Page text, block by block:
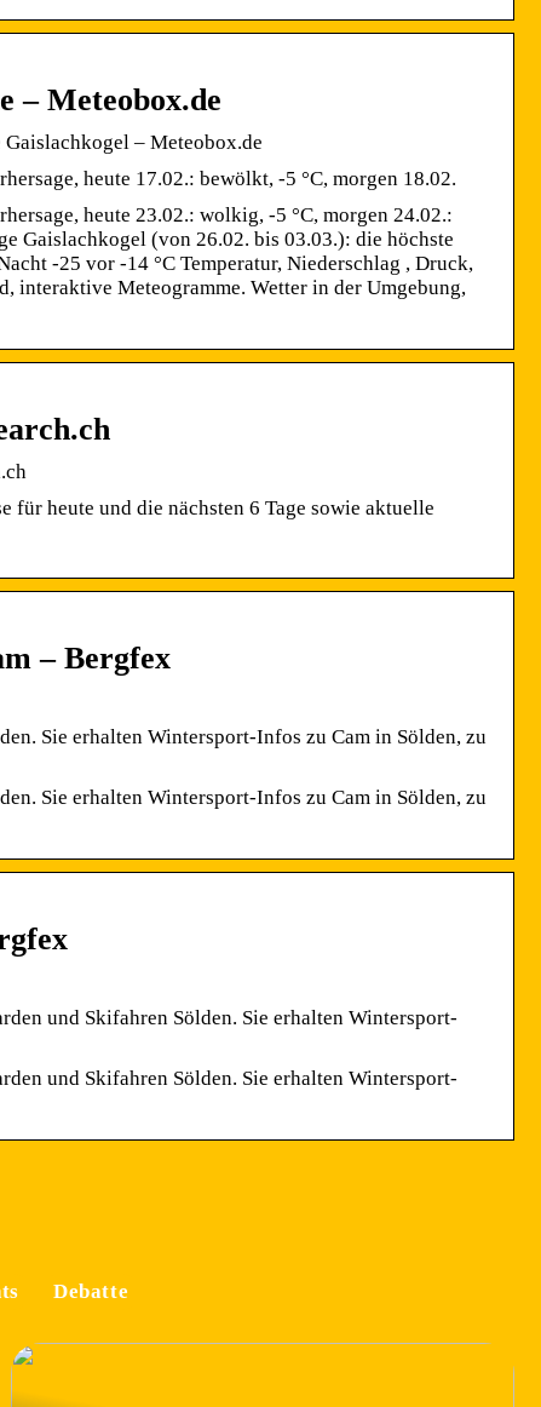
– Meteobox.de
– Meteobox.de
heute 17.02.: bewölkt, -5 °C, morgen 18.02.
heute 23.02.: wolkig, -5 °C, morgen 24.02.:
Gaislachkogel (von 26.02. bis 03.03.): die höchste
-25 vor -14 °C Temperatur, Niederschlag , Druck,
interaktive Meteogramme. Wetter in der Umgebung,
für heute und die nächsten 6 Tage sowie aktuelle
– Bergfex
Sie erhalten Wintersport-Infos zu Cam in Sölden, zu
Sie erhalten Wintersport-Infos zu Cam in Sölden, zu
und Skifahren Sölden. Sie erhalten Wintersport-
und Skifahren Sölden. Sie erhalten Wintersport-
Debatte